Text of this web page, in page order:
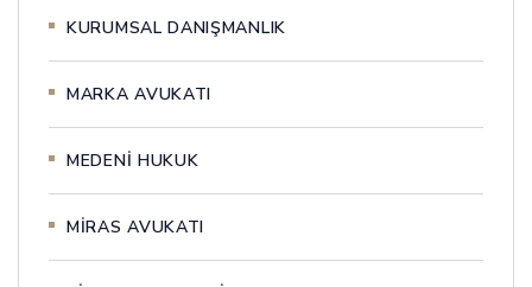
KURUMSAL DANIŞMANLIK
MARKA AVUKATI
MEDENİ HUKUK
MİRAS AVUKATI